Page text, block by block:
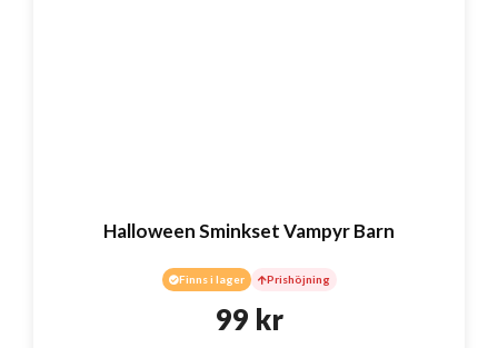
Halloween Sminkset Vampyr Barn
Finns i lager Prishöjning
99 kr